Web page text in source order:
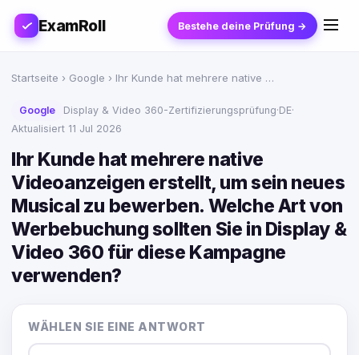
ExamRoll Bestehe deine Prüfung →
Startseite › Google › Ihr Kunde hat mehrere native …
Google Display & Video 360-Zertifizierungsprüfung·DE·
Aktualisiert 11 Jul 2026
Ihr Kunde hat mehrere native
Videoanzeigen erstellt, um sein neues
Musical zu bewerben. Welche Art von
Werbebuchung sollten Sie in Display &
Video 360 für diese Kampagne
verwenden?
WÄHLEN SIE EINE ANTWORT